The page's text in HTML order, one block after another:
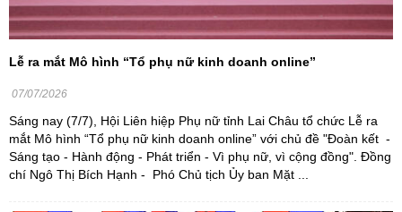
Lễ ra mắt Mô hình “Tổ phụ nữ kinh doanh online”
07/07/2026
Sáng nay (7/7), Hội Liên hiệp Phụ nữ tỉnh Lai Châu tổ chức Lễ ra
mắt Mô hình “Tổ phụ nữ kinh doanh online” với chủ đề "Đoàn kết -
Sáng tạo - Hành động - Phát triển - Vì phụ nữ, vì cộng đồng". Đồng
chí Ngô Thị Bích Hạnh - Phó Chủ tịch Ủy ban Mặt ...